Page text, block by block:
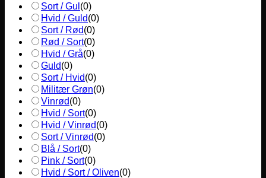
Sort / Gul (0)
Hvid / Guld(0)
Sort / Rød(0)
Rød / Sort(0)
Hvid / Grå(0)
Guld(0)
Sort / Hvid(0)
Militær Grøn(0)
Vinrød(0)
Hvid / Sort(0)
Hvid / Vinrød(0)
Sort / Vinrød(0)
Blå / Sort(0)
Pink / Sort(0)
Hvid / Sort / Oliven(0)